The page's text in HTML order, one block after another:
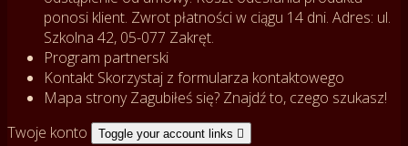
ponosi klient. Zwrot płatności w ciągu 14 dni. Adres: ul.
Szkolna 42, 05-077 Zakręt.
Program partnerski
Kontakt Skorzystaj z formularza kontaktowego
Mapa stronyZagubiłeś się? Znajdź to, czego szukasz!
Twoje konto
Toggle your account links 